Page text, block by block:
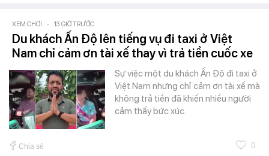
XEM CHƠI - 13 GIỜ TRƯỚC
Du khách Ấn Độ lên tiếng vụ đi taxi ở Việt
Nam chỉ cảm ơn tài xế thay vì trả tiền cuốc xe
Sự việc một du khách Ấn Độ đi taxi ở
Việt Nam nhưng chỉ cảm ơn tài xế mà
không trả tiền đã khiến nhiều người
cảm thấy bức xúc.
Chia sẻ 0